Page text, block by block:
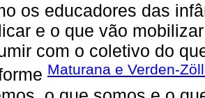
os educadores das
e o que vão
com o coletivo do
Maturana e Verden-